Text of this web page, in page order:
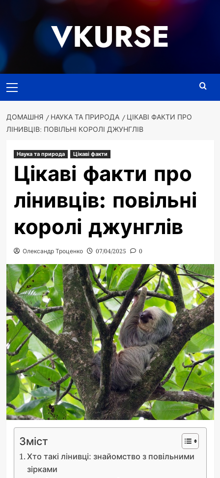
VKURSE
меню
ДОМАШНЯ НАУКА ТА ПРИРОДА
ЦІКАВІ ФАКТИ ПРО
ЛІНИВЦІВ: ПОВІЛЬНІ КОРОЛІ ДЖУНГЛІВ
Наука та природа Цікаві факти
Цікаві факти про
лінивців: повільні
королі джунглів
Олександр Троценко 07/04/2025 0
Зміст
Хто такі лінивці: знайомство з повільними
зірками